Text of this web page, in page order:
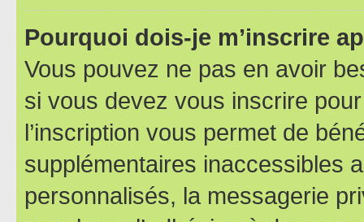
Pourquoi dois-je m’inscrire
Vous pouvez ne pas en avoir
si vous devez vous inscrire
l’inscription vous permet de
supplémentaires inaccessibles
personnalisés, la messagerie